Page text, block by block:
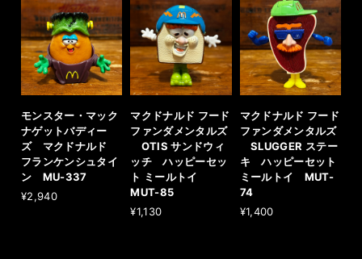
モンスター・マック
ナゲットバディー
ズ マクドナルド
フランケンシュタイ
ン MU-337
¥2,940
マクドナルド フード
ファンダメンタルズ
OTIS サンドウィ
ッチ ハッピーセッ
ト ミールトイ
MUT-85
¥1,130
マクドナルド フード
ファンダメンタルズ
SLUGGER ステー
キ ハッピーセット
ミールトイ MUT-
74
¥1,400